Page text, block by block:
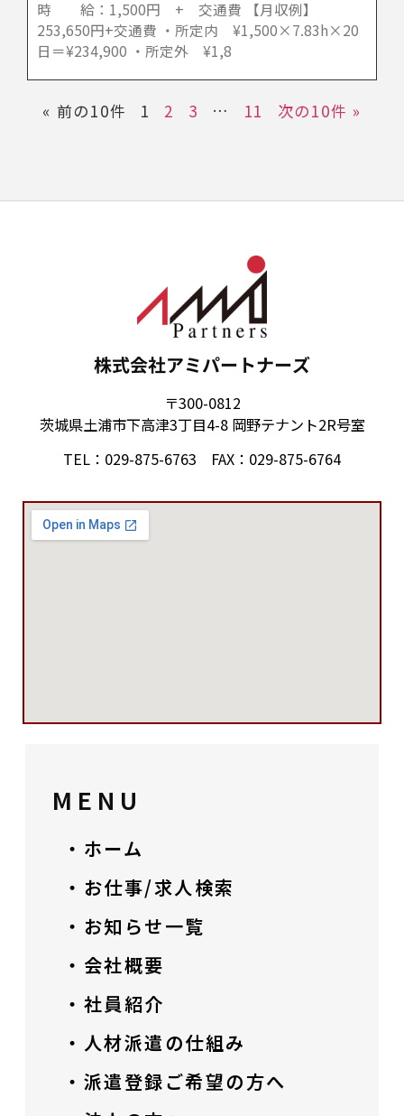
時 給：1,500円 + 交通費 【月収例】
253,650円+交通費 ・所定内 ¥1,500×7.83h×20
日＝¥234,900 ・所定外 ¥1,8
« 前の10件 1 2 3 … 11 次の10件 »
株式会社アミパートナーズ
〒300-0812
茨城県土浦市下高津3丁目4-8 岡野テナント2R号室
TEL：029-875-6763 FAX：029-875-6764
MENU
・ホーム
・お仕事/求人検索
・お知らせ一覧
・会社概要
・社員紹介
・人材派遣の仕組み
・派遣登録ご希望の方へ